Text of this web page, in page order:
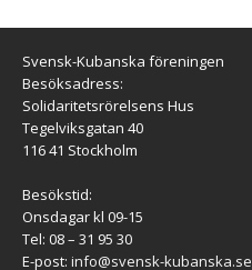
Svensk-Kubanska föreningen
Besöksadress:
Solidaritetsrörelsens Hus
Tegelviksgatan 40
116 41 Stockholm
Besökstid:
Onsdagar kl 09-15
Tel: 08 – 31 95 30
E-post: info@svensk-kubanska.se